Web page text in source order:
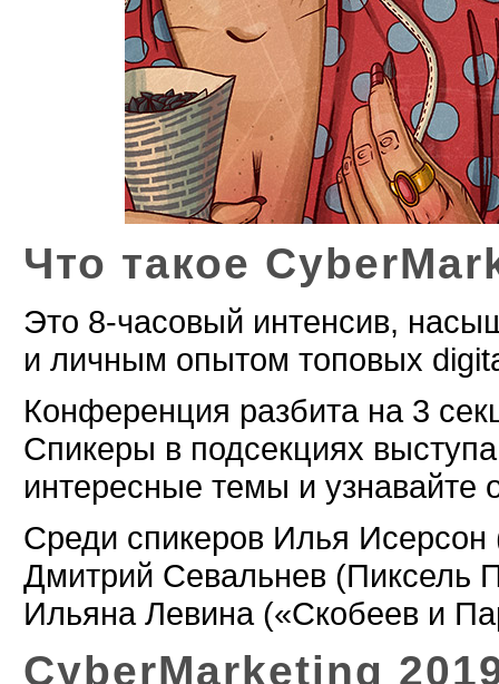
Что такое
Это 8-часовый интенсив,
и личным опытом топовых
Конференция разбита на 3
Спикеры в подсекциях
интересные темы и узнавайте
Среди спикеров Илья
Дмитрий Севальнев (Пиксель
Ильяна Левина («Скобеев и
CyberMarketing